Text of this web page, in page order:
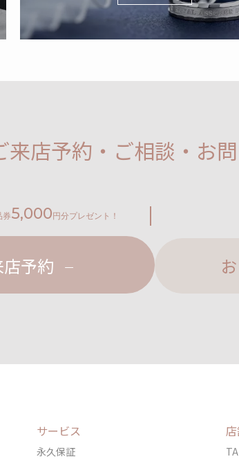
来店予約・ご相談・お
券5,000 円分プレゼント！
予約
サービス
永久保証